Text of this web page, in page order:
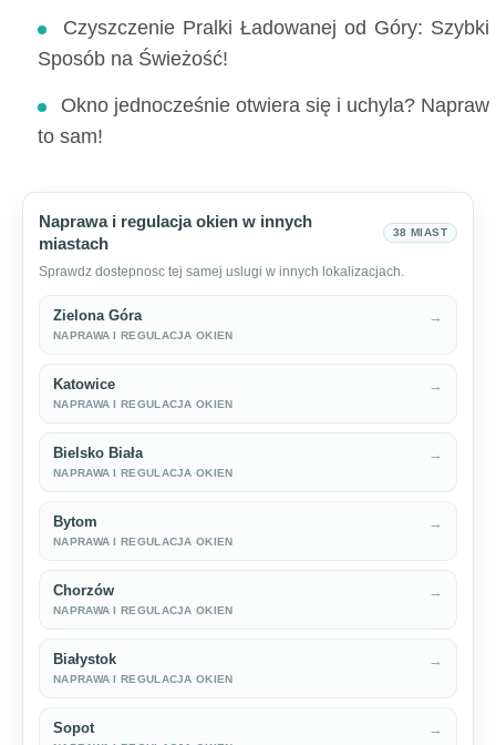
Czyszczenie Pralki Ładowanej od Góry: Szybki
Sposób na Świeżość!
Okno jednocześnie otwiera się i uchyla? Napraw
to sam!
Naprawa i regulacja okien w innych
miastach
38 MIAST
Sprawdz dostepnosc tej samej uslugi w innych lokalizacjach.
Zielona Góra
NAPRAWA I REGULACJA OKIEN
→
Katowice
NAPRAWA I REGULACJA OKIEN
→
Bielsko Biała
NAPRAWA I REGULACJA OKIEN
→
Bytom
NAPRAWA I REGULACJA OKIEN
→
Chorzów
NAPRAWA I REGULACJA OKIEN
→
Białystok
NAPRAWA I REGULACJA OKIEN
→
Sopot →